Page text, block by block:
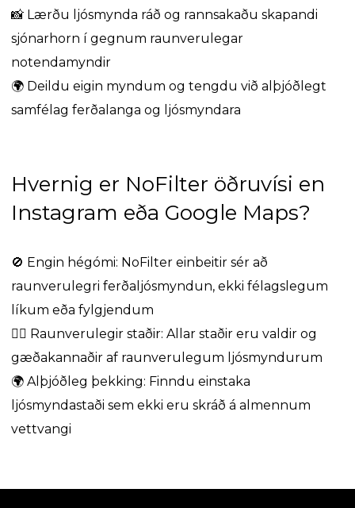
📸 Lærðu ljósmynda ráð og rannsakaðu skapandi
sjónarhorn í gegnum raunverulegar
notendamyndir
🌍 Deildu eigin myndum og tengdu við alþjóðlegt
samfélag ferðalanga og ljósmyndara
Hvernig er NoFilter öðruvísi en
Instagram eða Google Maps?
🚫 Engin hégómi: NoFilter einbeitir sér að
raunverulegri ferðaljósmyndun, ekki félagslegum
líkum eða fylgjendum
🕵️‍♂️ Raunverulegir staðir: Allar staðir eru valdir og
gæðakannaðir af raunverulegum ljósmyndurum
🌍 Alþjóðleg þekking: Finndu einstaka
ljósmyndastaði sem ekki eru skráð á almennum
vettvangi